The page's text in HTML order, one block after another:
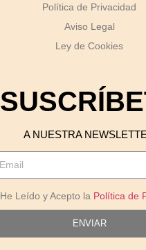
Política de Privacidad
Aviso Legal
Ley de Cookies
A NUESTRA
He Leído y Acepto la Política de
ENVIAR